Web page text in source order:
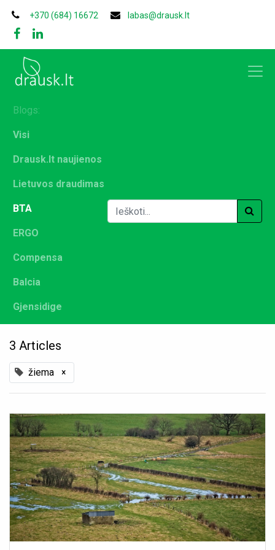
+370 (684) 16672 labas@drausk.lt
Blogs:
Visi
Drausk.lt naujienos
Lietuvos draudimas
BTA
ERGO
Compensa
Balcia
Gjensidige
3 Articles
žiema ×